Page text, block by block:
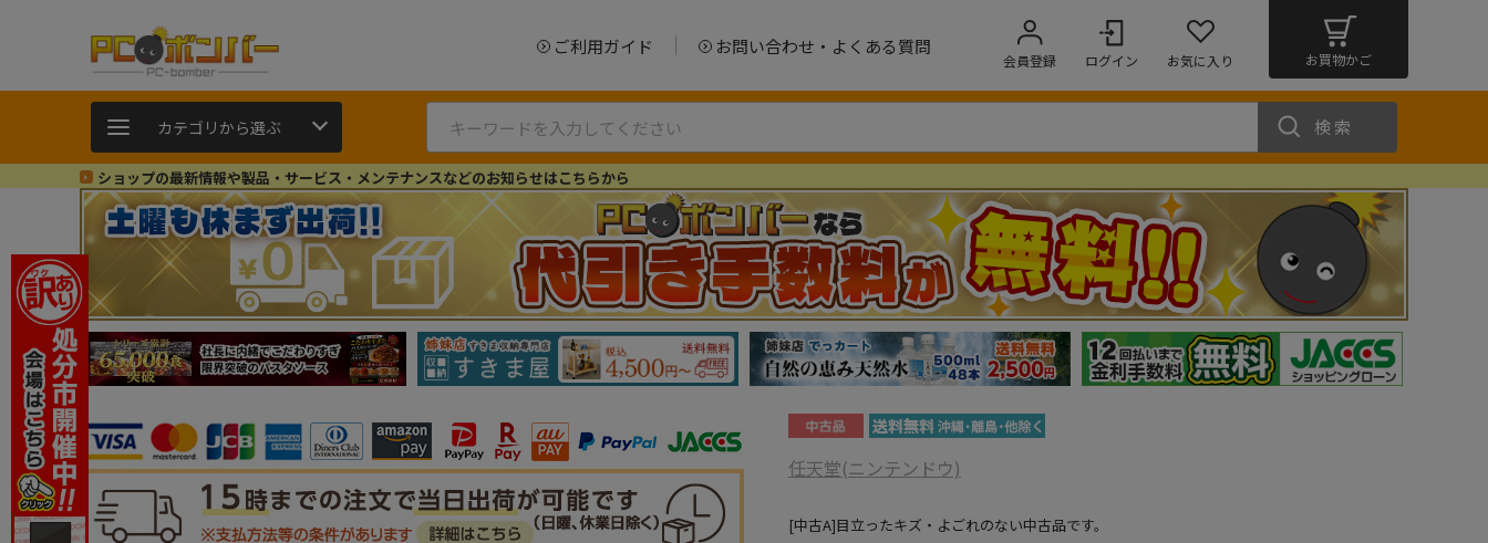
ご利用ガイド お問い合わせ・よくある質問
会員登録 ログイン お気に入り お買物かご
カテゴリから選ぶ 検索
ショップの最新情報や製品・サービス・メンテナンスなどのお知らせはこちらから
任天堂(ニンテンドウ)
[中古A]目立ったキズ・よごれのない中古品です。